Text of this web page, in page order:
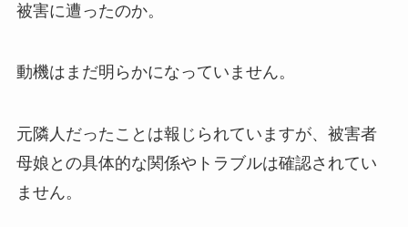
被害に遭ったのか。
動機はまだ明らかになっていません。
元隣人だったことは報じられていますが、被害者
母娘との具体的な関係やトラブルは確認されてい
ません。